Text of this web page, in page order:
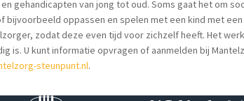
gehandicapten van jong tot oud. Soms gaat het om
bijvoorbeeld oppassen en spelen met een kind met
zodat deze even tijd voor zichzelf heeft. Het
is. U kunt informatie opvragen of aanmelden bij
steunpunt.nl.